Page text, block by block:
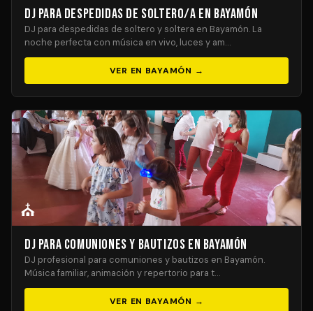
DJ para Despedidas de Soltero/a en Bayamón
DJ para despedidas de soltero y soltera en Bayamón. La
noche perfecta con música en vivo, luces y am…
VER EN BAYAMÓN →
⛪
DJ para Comuniones y Bautizos en Bayamón
DJ profesional para comuniones y bautizos en Bayamón.
Música familiar, animación y repertorio para t…
VER EN BAYAMÓN →